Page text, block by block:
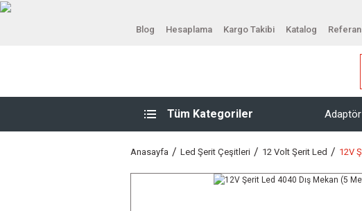
Blog Hesaplama Kargo Takibi Katalog
Tüm Kategoriler Adaptör
Anasayfa Led Şerit Çeşitleri 12 Volt Şerit Led 12V